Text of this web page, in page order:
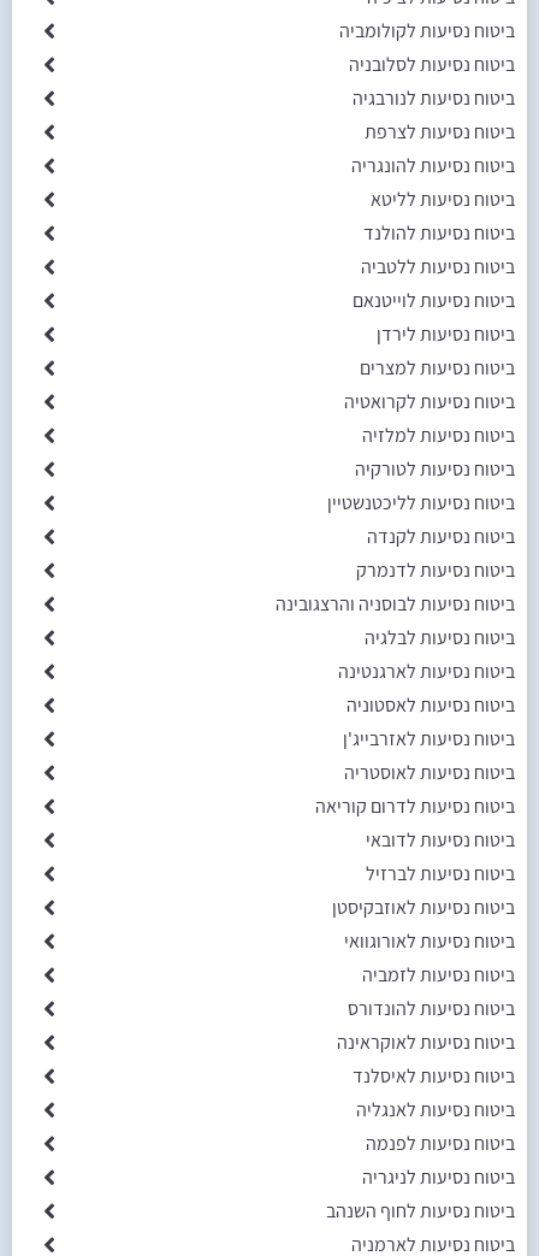
ביטוח נסיעות לקולומביה
ביטוח נסיעות לסלובניה
ביטוח נסיעות לנורבגיה
ביטוח נסיעות לצרפת
ביטוח נסיעות להונגריה
ביטוח נסיעות לליטא
ביטוח נסיעות להולנד
ביטוח נסיעות ללטביה
ביטוח נסיעות לוייטנאם
ביטוח נסיעות לירדן
ביטוח נסיעות למצרים
ביטוח נסיעות לקרואטיה
ביטוח נסיעות למלזיה
ביטוח נסיעות לטורקיה
ביטוח נסיעות לליכטנשטיין
ביטוח נסיעות לקנדה
ביטוח נסיעות לדנמרק
ביטוח נסיעות לבוסניה והרצגובינה
ביטוח נסיעות לבלגיה
ביטוח נסיעות לארגנטינה
ביטוח נסיעות לאסטוניה
ביטוח נסיעות לאזרבייג'ן
ביטוח נסיעות לאוסטריה
ביטוח נסיעות לדרום קוריאה
ביטוח נסיעות לדובאי
ביטוח נסיעות לברזיל
ביטוח נסיעות לאוזבקיסטן
ביטוח נסיעות לאורוגוואי
ביטוח נסיעות לזמביה
ביטוח נסיעות להונדורס
ביטוח נסיעות לאוקראינה
ביטוח נסיעות לאיסלנד
ביטוח נסיעות לאנגליה
ביטוח נסיעות לפנמה
ביטוח נסיעות לניגריה
ביטוח נסיעות לחוף השנהב
ביטוח נסיעות לארמניה